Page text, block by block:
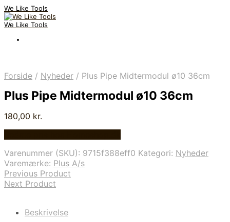
We Like Tools
We Like Tools
Forside / Nyheder / Plus Pipe Midtermodul ø10 36cm
Plus Pipe Midtermodul ø10 36cm
180,00 kr.
Varenummer (SKU): 9715f388eff0 Kategori: Nyheder
Varemærke: Plus A/s
Previous Product
Next Product
Beskrivelse